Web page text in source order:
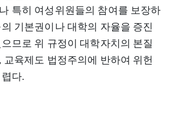
특히 여성위원들의 참여를 보장하
기본권이나 대학의 자율을 증진
므로 위 규정이 대학자치의 본질
교육제도 법정주의에 반하여 위헌
다.